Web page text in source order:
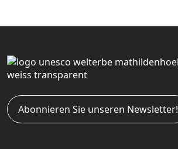
Abonnieren Sie unseren Newsletter!